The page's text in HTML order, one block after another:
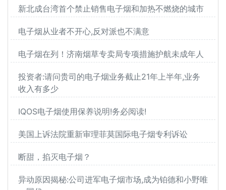
新北成台湾首个禁止销售电子烟和加热不燃烧的城市
电子烟从业者不开心,反对派也不满意
电子烟在列！济南烟草专卖局专项措施护航未成年人
投资者:请问贵司的电子烟业务截止21年上半年,业务
收入有多少
IQOS电子烟使用保养说明!务必阅读!
美国上诉法院重新审理菲莫国际电子烟专利诉讼
断甜，掐灭电子烟？
异动原因揭秘:公司进军电子烟市场,成为铂德和小野唯